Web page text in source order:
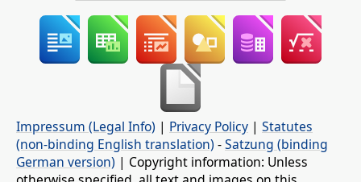
Impressum (Legal Info) | Privacy Policy | Statutes
(non-binding English translation) -Satzung (binding
German version) | Copyright information: Unless